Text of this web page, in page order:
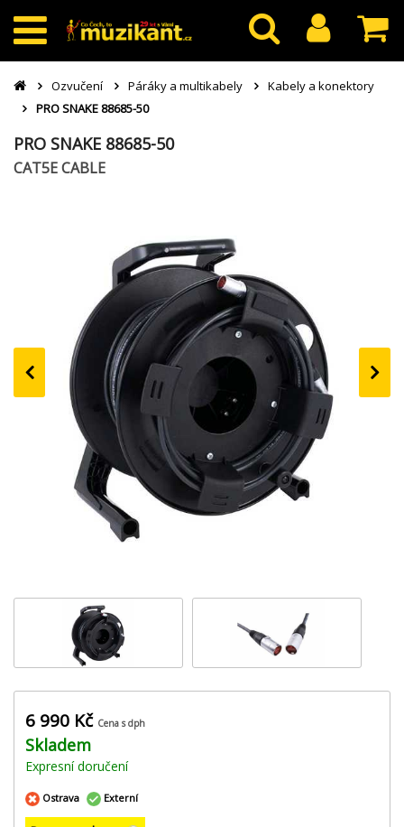
Ozvučení Páráky a multikabely
Kabely a konektory
PRO SNAKE 88685-50
PRO SNAKE 88685-50
CAT5E CABLE
6 990 Kč Cena s dph
Skladem
Expresní doručení
Ostrava Externí